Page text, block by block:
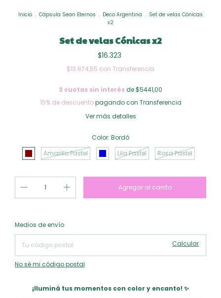
Inicio . Cápsula Sean Eternos . Deco Argentina . Set de velas Cónicas
x2
Set de velas Cónicas x2
$16.323
$13.874,55 con Transferencia
3 cuotas sin interésde $5441,00
15% de descuentopagando con Transferencia
Ver más detalles
Color: Bordó
Amarillo Pastel
Lila Pastel Rosa Pastel
Entregas para el CP:
Medios de envío
Calcular
No sé mi código postal
¡Iluminá tus momentos con color y encanto! ✨